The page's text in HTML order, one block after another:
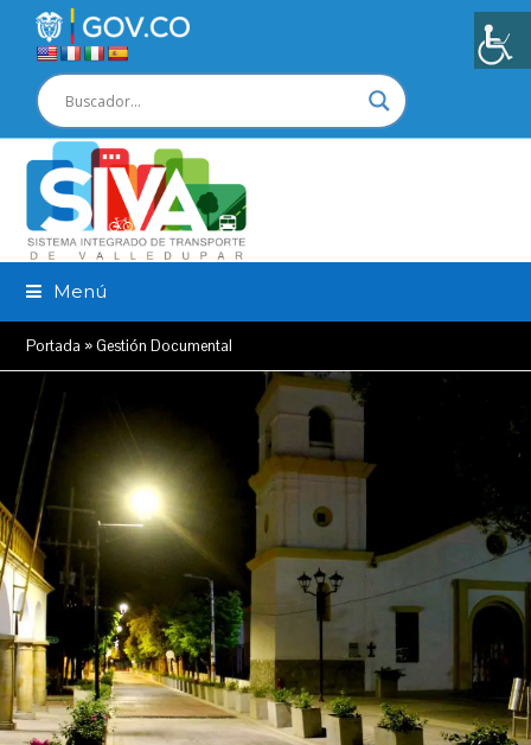
Menú
Portada »Gestión Documental